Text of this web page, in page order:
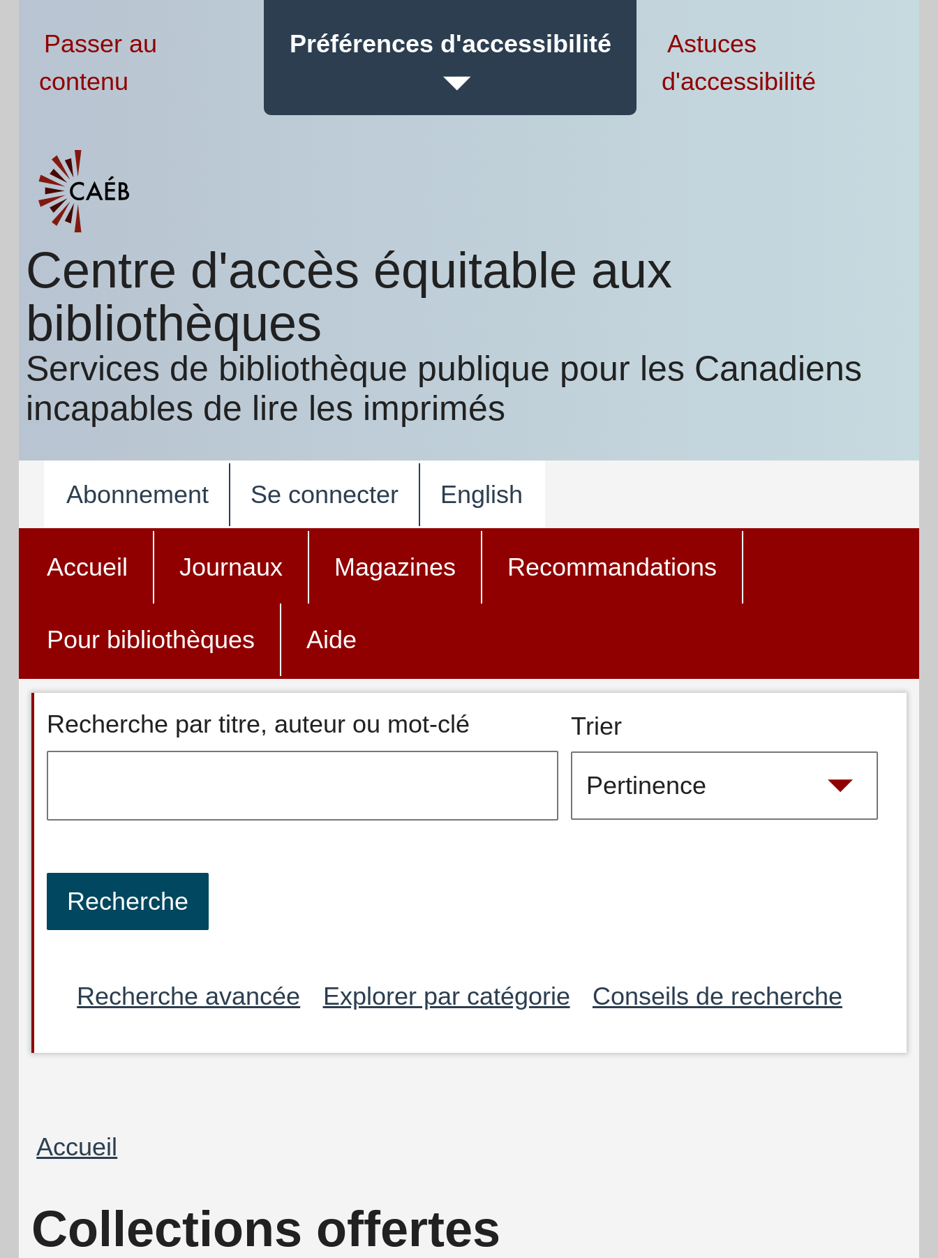
Passer au
contenu
Préférences d'accessibilité
Astuces
d'accessibilité
Centre d'accès équitable aux
bibliothèques
Services de bibliothèque publique pour les Canadiens
incapables de lire les imprimés
Abonnement Se connecter English
Accueil Journaux Magazines Recommandations
Pour bibliothèques Aide
Recherche par titre, auteur ou mot-clé Trier
Recherche avancée Explorer par catégorie Conseils de recherche
Fil
Accueil
Collections offertes